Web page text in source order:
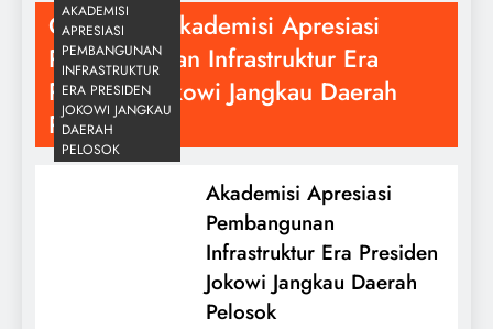
Category:
Akademisi Apresiasi
Pembangunan Infrastruktur Era
Presiden Jokowi Jangkau Daerah
Pelosok
AKADEMISI
APRESIASI
PEMBANGUNAN
INFRASTRUKTUR
ERA PRESIDEN
JOKOWI JANGKAU
DAERAH
PELOSOK
Akademisi Apresiasi
Pembangunan
Infrastruktur Era Presiden
Jokowi Jangkau Daerah
Pelosok